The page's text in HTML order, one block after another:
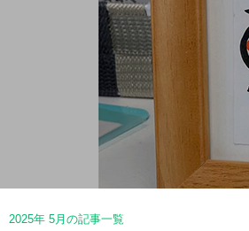
ラジオ波温熱療法
2025年 5月の記事一覧